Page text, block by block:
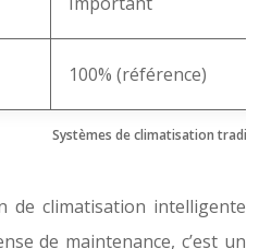
Systèmes de climatisation
100% (référence)
de climatisation intelligente
de maintenance, c’est un